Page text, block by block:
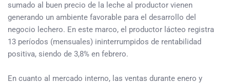
sumado al buen precio de la leche al productor vienen
generando un ambiente favorable para el desarrollo del
negocio lechero. En este marco, el productor lácteo registra
13 períodos (mensuales) ininterrumpidos de rentabilidad
positiva, siendo de 3,8% en febrero.
En cuanto al mercado interno, las ventas durante enero y